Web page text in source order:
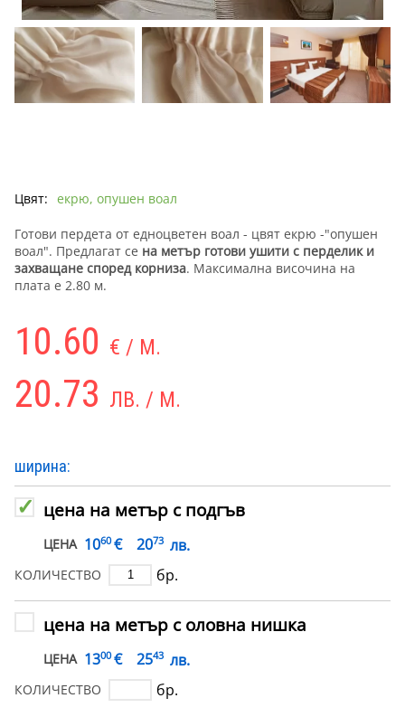
Цвят: екрю, опушен воал
Готови пердета от едноцветен воал - цвят екрю -"опушен
воал". Предлагат се на метър готови ушити с перделик и
захващане според корниза. Максимална височина на
плата е 2.80 м.
10.60 € / М.
20.73 ЛВ. / М.
ширина:
цена на метър с подгъв
ЦЕНА 1060 € 2073 лв.
КОЛИЧЕСТВО бр.
цена на метър с оловна нишка
ЦЕНА 1300 € 2543 лв.
КОЛИЧЕСТВО бр.